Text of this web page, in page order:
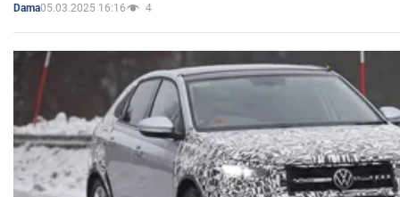
Dama05.03.2025 16:16 4